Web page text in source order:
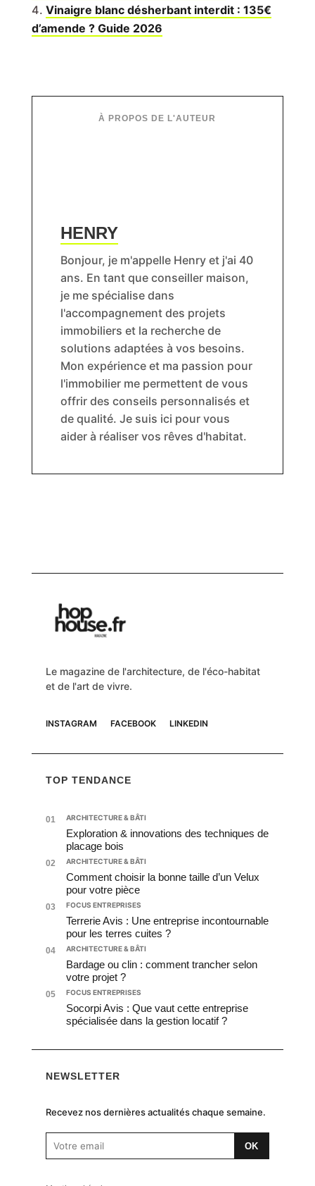
Vinaigre blanc désherbant interdit : 135€
d’amende ? Guide 2026
HENRY
Bonjour, je m'appelle Henry et j'ai 40
ans. En tant que conseiller maison,
je me spécialise dans
l'accompagnement des projets
immobiliers et la recherche de
solutions adaptées à vos besoins.
Mon expérience et ma passion pour
l'immobilier me permettent de vous
offrir des conseils personnalisés et
de qualité. Je suis ici pour vous
aider à réaliser vos rêves d'habitat.
Le magazine de l'architecture, de l'éco-habitat
et de l'art de vivre.
INSTAGRAM FACEBOOK LINKEDIN
TOP TENDANCE
01 ARCHITECTURE & BÂTI
Exploration & innovations des techniques de
placage bois
02 ARCHITECTURE & BÂTI
Comment choisir la bonne taille d’un Velux
pour votre pièce
03 FOCUS ENTREPRISES
Terrerie Avis : Une entreprise incontournable
pour les terres cuites ?
04 ARCHITECTURE & BÂTI
Bardage ou clin : comment trancher selon
votre projet ?
05 FOCUS ENTREPRISES
Socorpi Avis : Que vaut cette entreprise
spécialisée dans la gestion locatif ?
NEWSLETTER
Recevez nos dernières actualités chaque semaine.
OK